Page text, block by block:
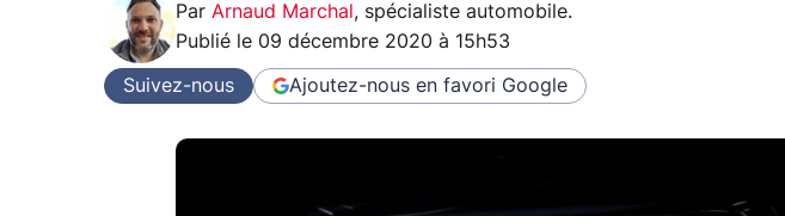
Par Arnaud Marchal , spécialiste automobile.
Publié le 09 décembre 2020 à 15h53
Suivez-nous Ajoutez-nous en favori Google